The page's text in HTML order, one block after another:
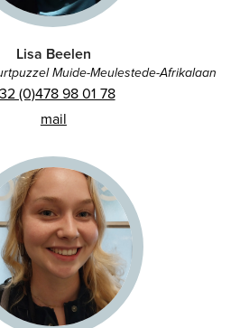
Lisa Beelen
Muide-Meulestede-Afrikalaan
(0)478 98 01 78
mail